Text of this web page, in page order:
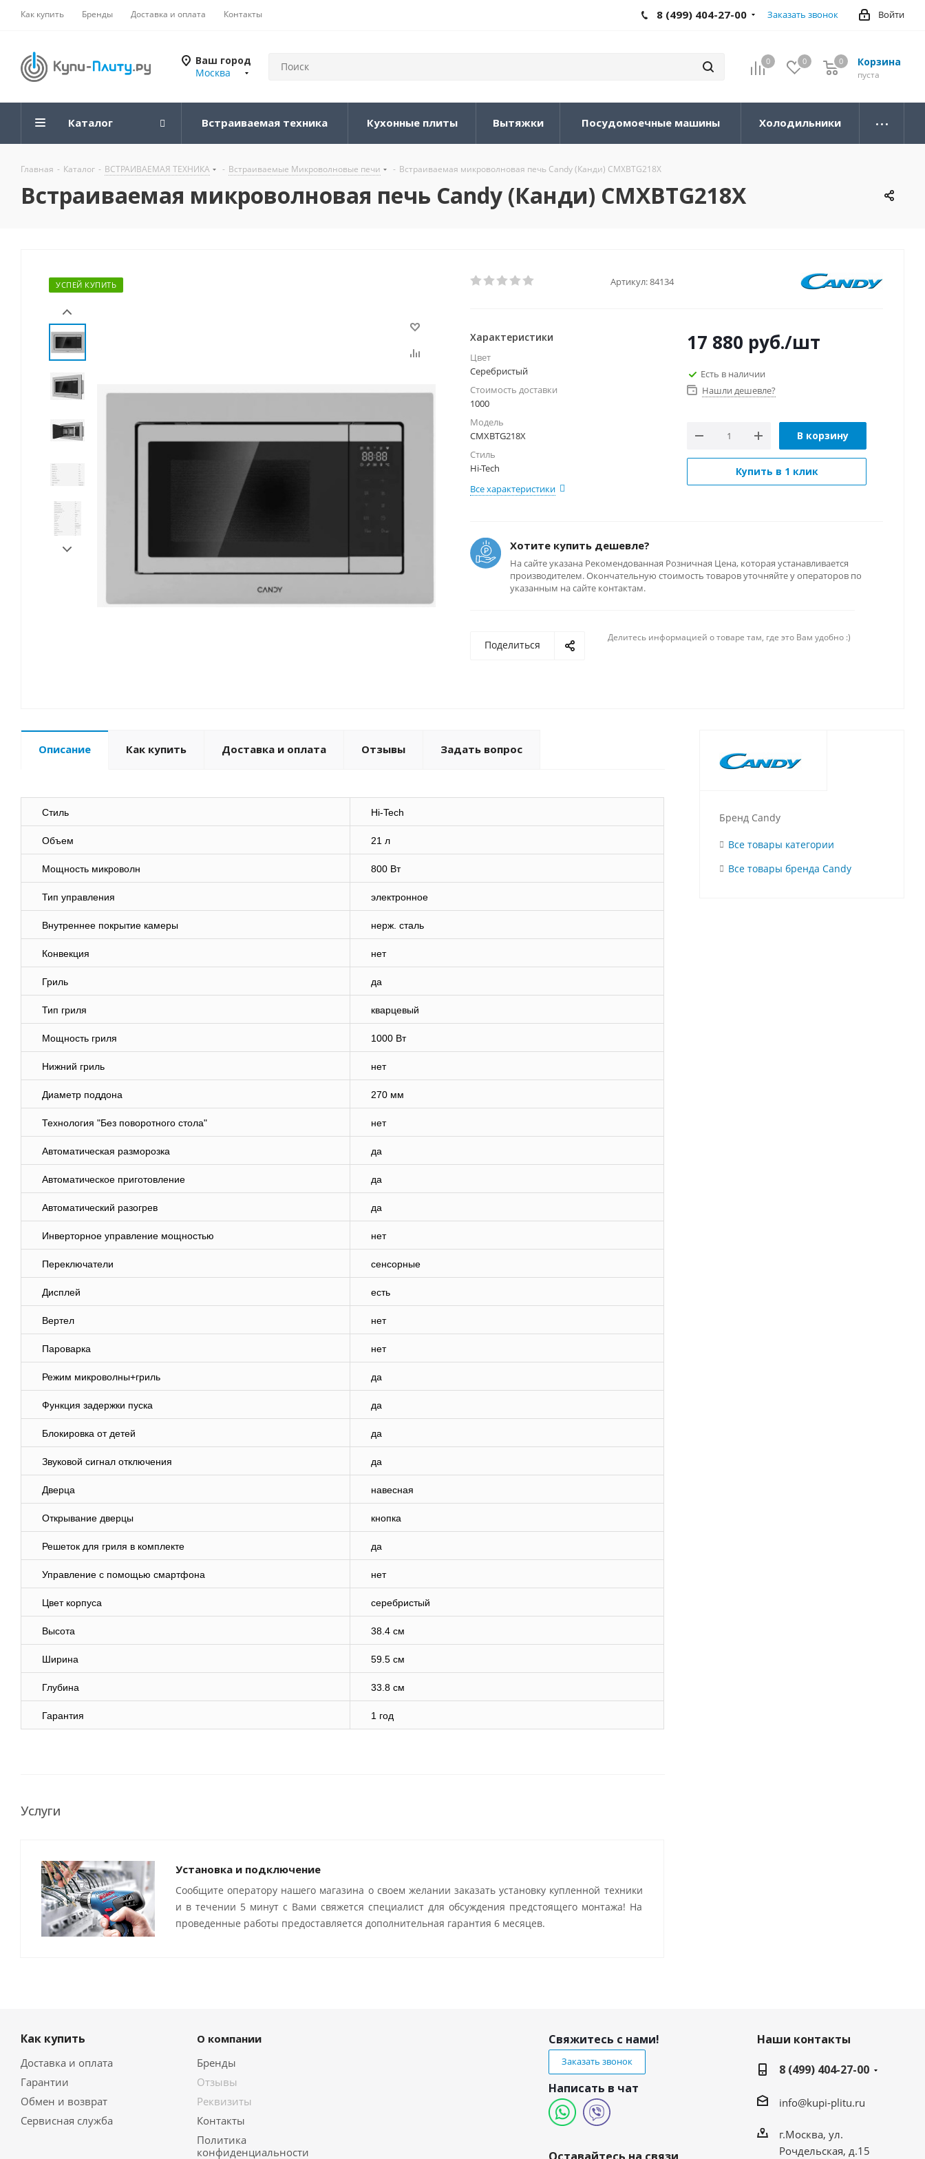
Как купить Бренды Доставка и оплата Контакты Войти
8 (499) 404-27-00 Заказать звонок
Ваш город
Москва
0 0 Корзина
0
пуста
0
Каталог Встраиваемая техника Кухонные плиты Вытяжки Посудомоечные машины Холодильники
Главная - Каталог - ВСТРАИВАЕМАЯ ТЕХНИКА - Встраиваемые Микроволновые печи - Встраиваемая микроволновая печь Candy (Канди) CMXBTG218X
Встраиваемая микроволновая печь Candy (Канди) CMXBTG218X
УСПЕЙ КУПИТЬ Артикул:84134
Характеристики
Цвет
Серебристый
Стоимость доставки
1000
Модель
CMXBTG218X
Стиль
Hi-Tech
Все характеристики
17 880 руб./шт
Есть в наличии
Нашли дешевле?
В корзину
Купить в 1 клик
Хотите купить дешевле?
На сайте указана Рекомендованная Розничная Цена, которая устанавливается
производителем. Окончательную стоимость товаров уточняйте у операторов по
указанным на сайте контактам.
Поделиться
Делитесь информацией о товаре там, где это Вам удобно :)
Описание Как купить Доставка и оплата Отзывы Задать вопрос
Стиль Hi-Tech
Объем 21 л
Мощность микроволн 800 Вт
Тип управления электронное
Внутреннее покрытие камеры нерж. сталь
Конвекция нет
Гриль да
Тип гриля кварцевый
Мощность гриля 1000 Вт
Нижний гриль нет
Диаметр поддона 270 мм
Технология "Без поворотного стола" нет
Автоматическая разморозка да
Автоматическое приготовление да
Автоматический разогрев да
Инверторное управление мощностью нет
Переключатели сенсорные
Дисплей есть
Вертел нет
Пароварка нет
Режим микроволны+гриль да
Функция задержки пуска да
Блокировка от детей да
Звуковой сигнал отключения да
Дверца навесная
Открывание дверцы кнопка
Решеток для гриля в комплекте да
Управление с помощью смартфона нет
Цвет корпуса серебристый
Высота 38.4 см
Ширина 59.5 см
Глубина 33.8 см
Гарантия 1 год
Услуги
Установка и подключение
Сообщите оператору нашего магазина о своем желании заказать установку купленной техники
и в течении 5 минут с Вами свяжется специалист для обсуждения предстоящего монтажа! На
проведенные работы предоставляется дополнительная гарантия 6 месяцев.
Бренд Candy
Все товары категории
Все товары бренда Candy
Как купить
Доставка и оплата
Гарантии
Обмен и возврат
Сервисная служба
О компании
Бренды
Отзывы
Реквизиты
Контакты
Политика
конфиденциальности
Свяжитесь с нами!
Заказать звонок
Написать в чат
Наши контакты
8 (499) 404-27-00
info@kupi-plitu.ru
г.Москва, ул.
Рочдельская, д.15